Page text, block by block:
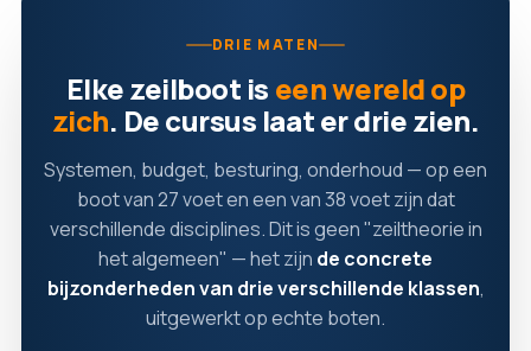
DRIE MATEN
Elke zeilboot is een wereld op
zich. De cursus laat er drie zien.
Systemen, budget, besturing, onderhoud — op een
boot van 27 voet en een van 38 voet zijn dat
verschillende disciplines. Dit is geen "zeiltheorie in
het algemeen" — het zijn de concrete
bijzonderheden van drie verschillende klassen,
uitgewerkt op echte boten.